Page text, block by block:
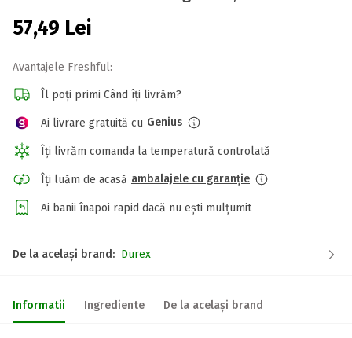
57,49 Lei
Avantajele Freshful:
Îl poți primi Când îți livrăm?
Ai livrare gratuită cu Genius
Îți livrăm comanda la temperatură controlată
Îți luăm de acasă ambalajele cu garanție
Ai banii înapoi rapid dacă nu ești mulțumit
De la același brand: Durex
Informatii Ingrediente De la același brand